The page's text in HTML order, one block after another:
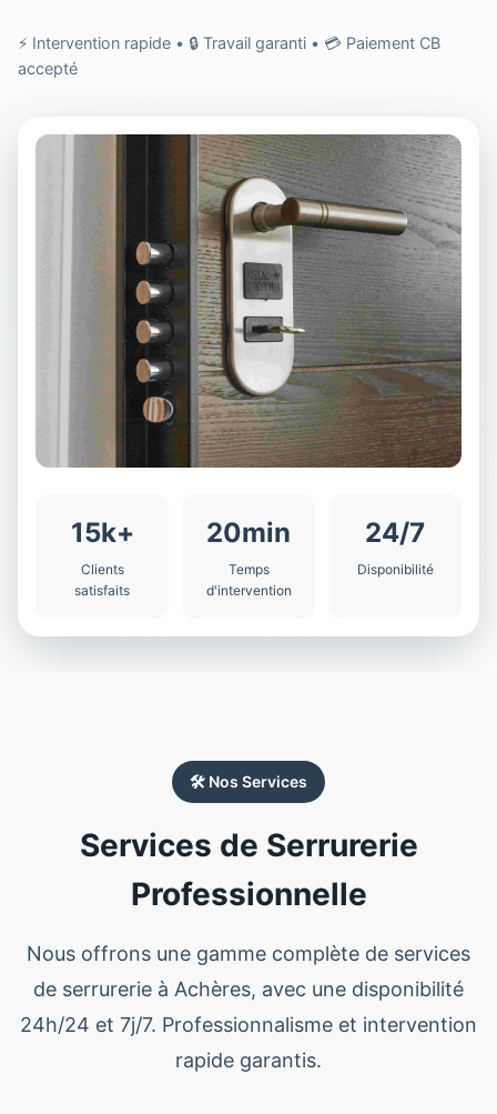
⚡ Intervention rapide • 🔒 Travail garanti • 💳 Paiement CB
accepté
15k+
Clients
satisfaits
20min
Temps
d'intervention
24/7
Disponibilité
🛠️ Nos Services
Services de Serrurerie
Professionnelle
Nous offrons une gamme complète de services
de serrurerie à Achères, avec une disponibilité
24h/24 et 7j/7. Professionnalisme et intervention
rapide garantis.